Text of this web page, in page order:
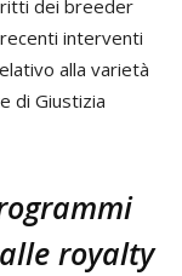
dei breeder
interventi
alla varietà
di Giustizia
royalty